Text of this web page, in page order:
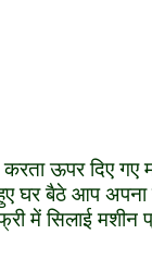
ऊपर दिए गए
बैठे आप अपना
में सिलाई मशीन